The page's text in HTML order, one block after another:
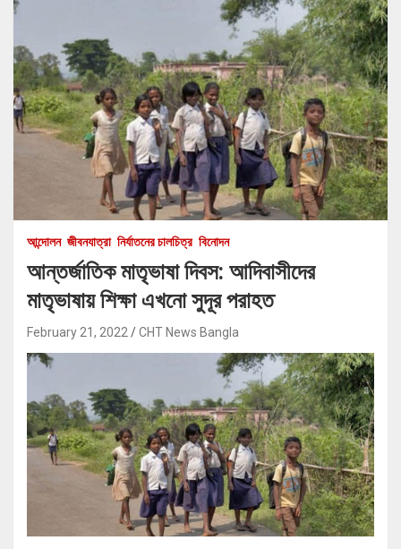
আন্দোলন জীবনযাত্রা নির্যাতনের চালচিত্র বিনোদন
আন্তর্জাতিক মাতৃভাষা দিবস: আদিবাসীদের
মাতৃভাষায় শিক্ষা এখনো সুদূর পরাহত
February 21, 2022 CHT News Bangla